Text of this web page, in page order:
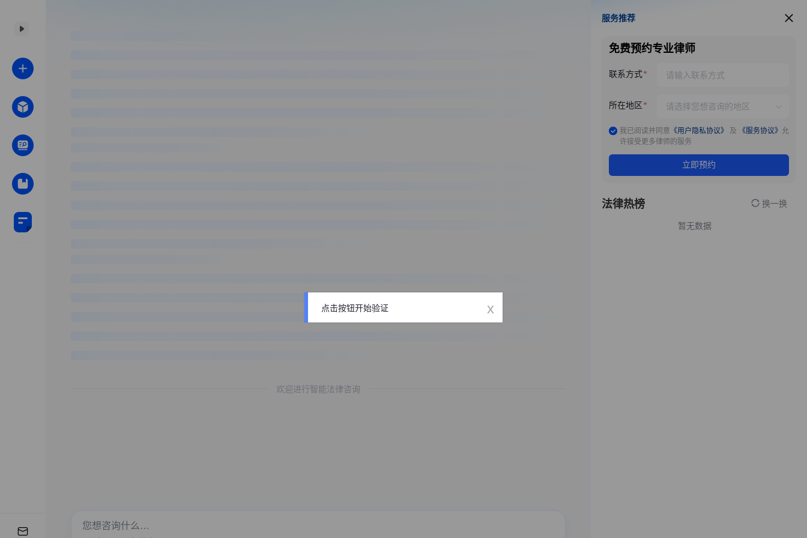
欢迎进行智能法律咨询
服务推荐
服务推荐
免费预约专业律师
联系方式
所在地区
我已阅读并同意 《用户隐私协议》 及 《服务协议》 允
许接受更多律师的服务
立即预约
法律热榜 换一换
暂无数据
点击按钮开始验证 x